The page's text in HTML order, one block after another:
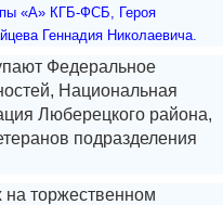
«А» КГБ-ФСБ, Героя
Геннадия Николаевича.
Федеральное
Национальная
Люберецкого района,
подразделения
на торжественном